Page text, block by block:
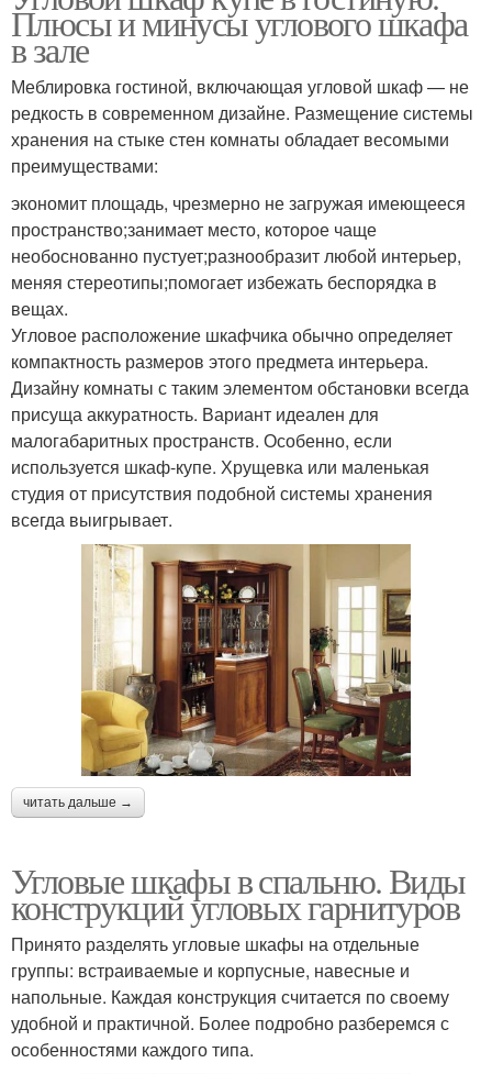
Плюсы и минусы углового шкафа
в зале
Меблировка гостиной, включающая угловой шкаф — не
редкость в современном дизайне. Размещение системы
хранения на стыке стен комнаты обладает весомыми
преимуществами:
экономит площадь, чрезмерно не загружая имеющееся
пространство;занимает место, которое чаще
необоснованно пустует;разнообразит любой интерьер,
меняя стереотипы;помогает избежать беспорядка в
вещах.
Угловое расположение шкафчика обычно определяет
компактность размеров этого предмета интерьера.
Дизайну комнаты с таким элементом обстановки всегда
присуща аккуратность. Вариант идеален для
малогабаритных пространств. Особенно, если
используется шкаф-купе. Хрущевка или маленькая
студия от присутствия подобной системы хранения
всегда выигрывает.
читать дальше →
Угловые шкафы в спальню. Виды
конструкций угловых гарнитуров
Принято разделять угловые шкафы на отдельные
группы: встраиваемые и корпусные, навесные и
напольные. Каждая конструкция считается по своему
удобной и практичной. Более подробно разберемся с
особенностями каждого типа.